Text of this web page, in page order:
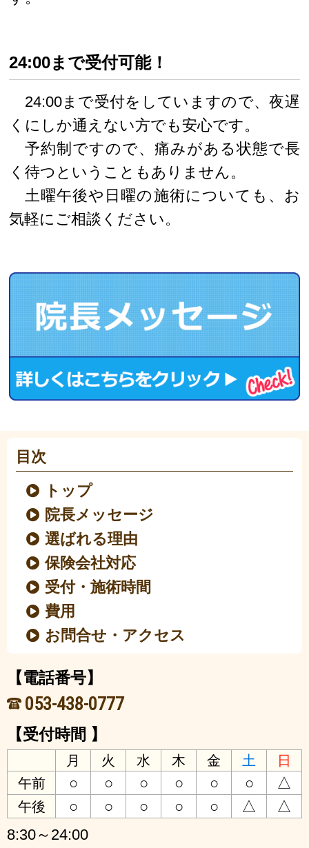
24:00まで受付可能！
24:00まで受付をしていますので、夜遅
くにしか通えない方でも安心です。
予約制ですので、痛みがある状態で長
く待つということもありません。
土曜午後や日曜の施術についても、お
気軽にご相談ください。
目次
トップ
院長メッセージ
選ばれる理由
保険会社対応
受付・施術時間
費用
お問合せ・アクセス
【電話番号】
053-438-0777
【受付時間 】
月 火 水 木 金 土
日
午前
○ ○ ○ ○ ○ ○ △
午後 ○ ○ ○ ○ ○ △
△
8:30～24:00